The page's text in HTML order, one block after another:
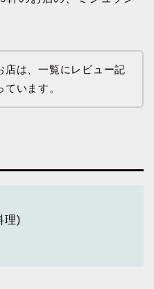
店は、一覧にレビュー記
います。
理)